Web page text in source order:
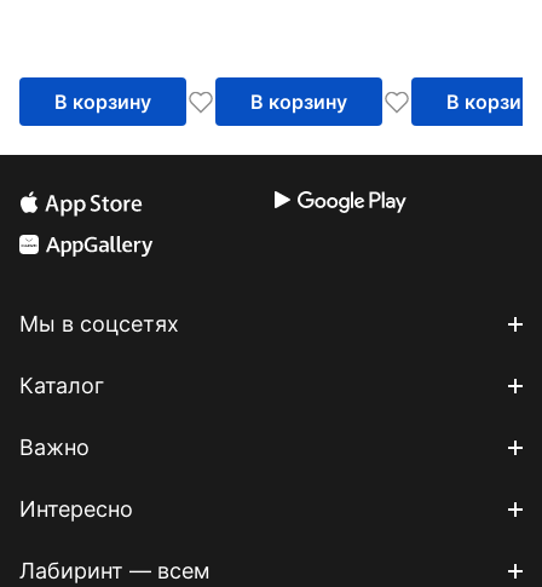
В корзину В корзину В корзину
Мы в соцсетях
Каталог
Важно
Интересно
Лабиринт — всем